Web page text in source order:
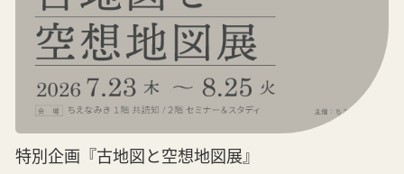
特別企画『古地図と空想地図展』